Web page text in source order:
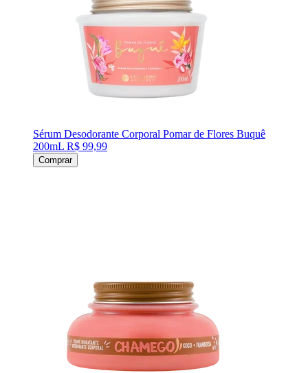
Sérum Desodorante Corporal Pomar de Flores Buquê
200mL R$ 99,99
Comprar